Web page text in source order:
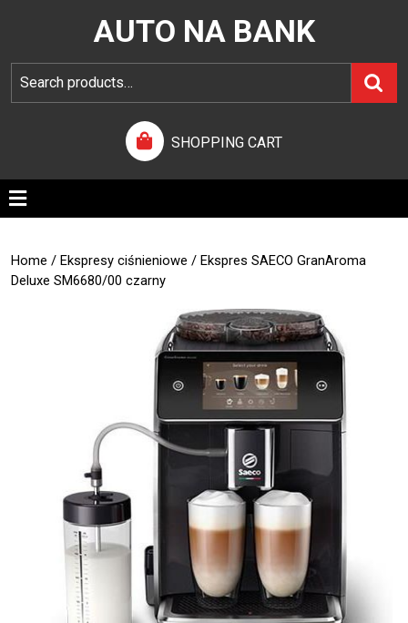
AUTO NA BANK
SHOPPING CART
Home / Ekspresy ciśnieniowe / Ekspres SAECO GranAroma
Deluxe SM6680/00 czarny